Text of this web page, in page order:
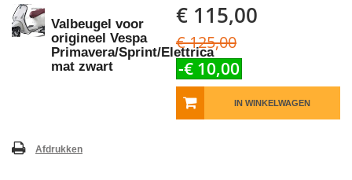
Valbeugel voor
origineel Vespa
Primavera/Sprint/Elettrica
mat zwart
€ 115,00
€ 125,00
-€ 10,00
IN WINKELWAGEN
Afdrukken